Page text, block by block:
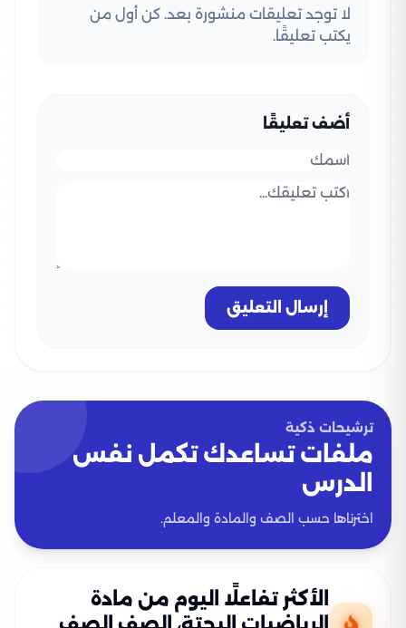
لا توجد تعليقات منشورة بعد. كن أول من
يكتب تعليقًا.
أضف تعليقًا
إرسال التعليق
ترشيحات ذكية
ملفات تساعدك تكمل نفس
الدرس
اخترناها حسب الصف والمادة والمعلم.
الأكثر تفاعلًا اليوم من مادة